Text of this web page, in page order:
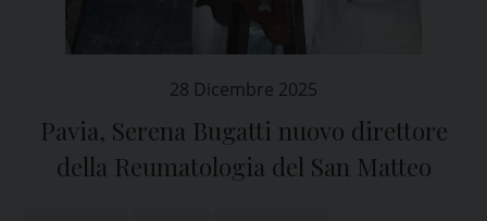
28 Dicembre 2025
Pavia, Serena Bugatti nuovo direttore
della Reumatologia del San Matteo